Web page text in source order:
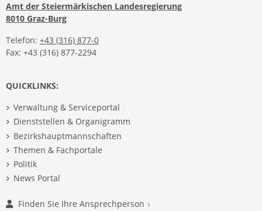
Amt der Steiermärkischen Landesregierung
8010 Graz-Burg
Telefon: +43 (316) 877-0
Fax: +43 (316) 877-2294
QUICKLINKS:
Verwaltung & Serviceportal
Dienststellen & Organigramm
Bezirkshauptmannschaften
Themen & Fachportale
Politik
News Portal
Finden Sie Ihre Ansprechperson